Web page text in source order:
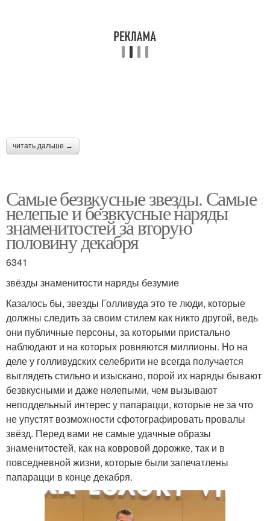
читать дальше →
Самые безвкусные звезды. Самые
нелепые и безвкусные наряды
знаменитостей за вторую
половину декабря
6341
звёзды знаменитости наряды безумие
Казалось бы, звезды Голливуда это те люди, которые
должны следить за своим стилем как никто другой, ведь
они публичные персоны, за которыми пристально
наблюдают и на которых ровняются миллионы. Но на
деле у голливудских селебрити не всегда получается
выглядеть стильно и изыскано, порой их наряды бывают
безвкусными и даже нелепыми, чем вызывают
неподдельный интерес у папарацци, которые не за что
не упустят возможности сфотографировать провалы
звёзд. Перед вами не самые удачные образы
знаменитостей, как на ковровой дорожке, так и в
повседневной жизни, которые были запечатлены
папарацци в конце декабря.